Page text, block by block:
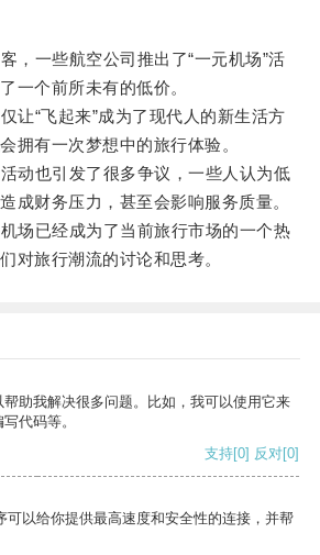
一些航空公司推出了“一元机场”活
一个前所未有的低价。
“飞起来”成为了现代人的新生活方
拥有一次梦想中的旅行体验。
也引发了很多争议，一些人认为低
成财务压力，甚至会影响服务质量。
已经成为了当前旅行市场的一个热
对旅行潮流的讨论和思考。
助我解决很多问题。比如，我可以使用它来
代码等。
支持[0] 反对[0]
可以给你提供最高速度和安全性的连接，并帮